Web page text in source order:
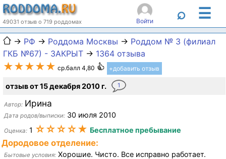
49031 отзыв о 719 роддомах Войти ⌕ ☰
→ РФ → Роддома Москвы → Роддом № 3 (филиал
ГКБ №67) - ЗАКРЫТ → 1364 отзыва
★★★★★ ср.балл 4,80 +добавить отзыв
отзыв от 15 декабря 2010 г. 1
Автор: Ирина
Дата родов/выписки: 30 июля 2010
Оценка: 1 ☆☆☆☆★ Бесплатное пребывание
Дородовое отделение:
Бытовые условия: Хорошие. Чисто. Все исправно работает.